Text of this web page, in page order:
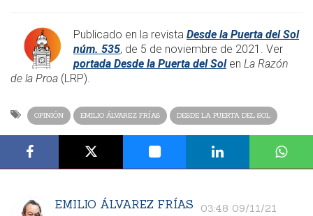
Publicado en la revista Desde la Puerta del Sol
núm. 535, de 5 de noviembre de 2021. Ver
portada Desde la Puerta del Solen La Razón
de la Proa (LRP).
OPINIÓN EMILIO ÁLVAREZ FRÍAS DESDE LA PUERTA DEL SOL
EMILIO ÁLVAREZ FRÍAS 03:48 09/11/21